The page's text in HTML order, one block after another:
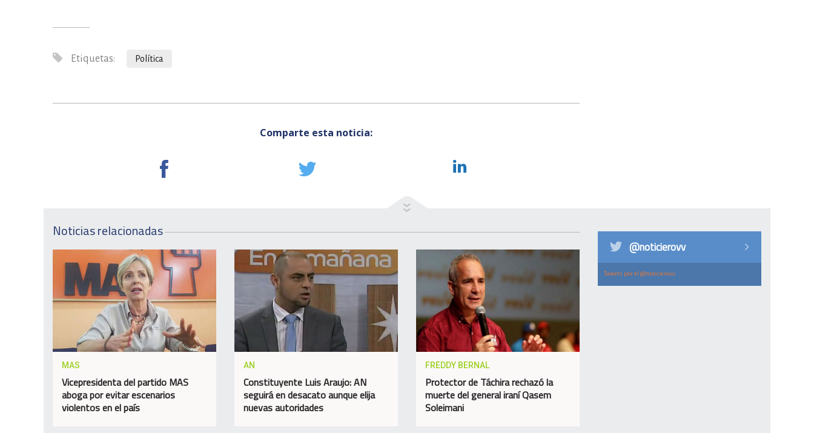
Etiquetas: Política
Comparte esta noticia:
Noticias relacionadas
MAS
Vicepresidenta del partido MAS
aboga por evitar escenarios
violentos en el país
AN
Constituyente Luis Araujo: AN
seguirá en desacato aunque elija
nuevas autoridades
FREDDY BERNAL
Protector de Táchira rechazó la
muerte del general iraní Qasem
Soleimani
@noticierovv
Tweets por el @noticierovv.